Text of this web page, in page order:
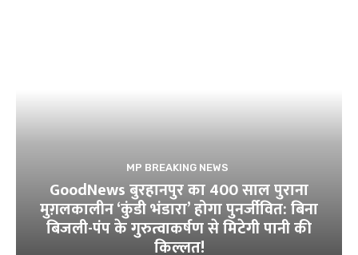
MP BREAKING NEWS
GoodNews बुरहानपुर का 400 साल पुराना
मुग़लकालीन ‘कुंडी भंडारा’ होगा पुनर्जीवित: बिना
बिजली-पंप के गुरुत्वाकर्षण से मिटेगी पानी की
किल्लत!